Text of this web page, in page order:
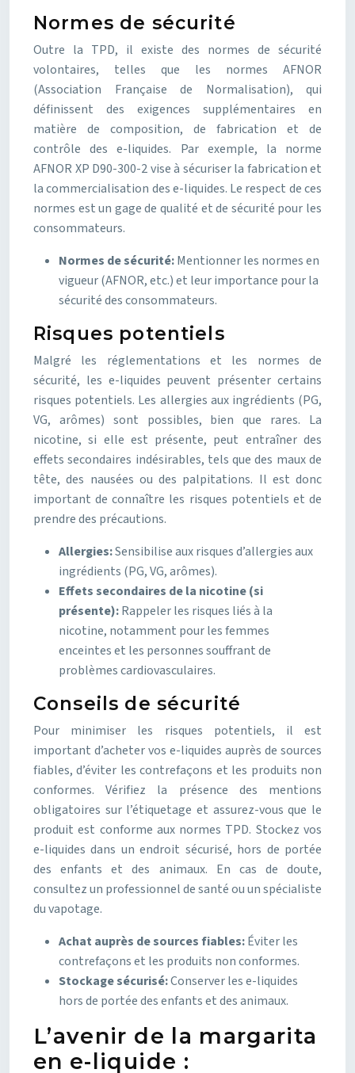
Normes de sécurité
Outre la TPD, il existe des normes de sécurité
volontaires, telles que les normes AFNOR
(Association Française de Normalisation), qui
définissent des exigences supplémentaires en
matière de composition, de fabrication et de
contrôle des e-liquides. Par exemple, la norme
AFNOR XP D90-300-2 vise à sécuriser la fabrication et
la commercialisation des e-liquides. Le respect de ces
normes est un gage de qualité et de sécurité pour les
consommateurs.
Normes de sécurité:Mentionner les normes en
vigueur (AFNOR, etc.) et leur importance pour la
sécurité des consommateurs.
Risques potentiels
Malgré les réglementations et les normes de
sécurité, les e-liquides peuvent présenter certains
risques potentiels. Les allergies aux ingrédients (PG,
VG, arômes) sont possibles, bien que rares. La
nicotine, si elle est présente, peut entraîner des
effets secondaires indésirables, tels que des maux de
tête, des nausées ou des palpitations. Il est donc
important de connaître les risques potentiels et de
prendre des précautions.
Allergies:Sensibilise aux risques d’allergies aux
ingrédients (PG, VG, arômes).
Effets secondaires de la nicotine (si
présente):Rappeler les risques liés à la
nicotine, notamment pour les femmes
enceintes et les personnes souffrant de
problèmes cardiovasculaires.
Conseils de sécurité
Pour minimiser les risques potentiels, il est
important d’acheter vos e-liquides auprès de sources
fiables, d’éviter les contrefaçons et les produits non
conformes. Vérifiez la présence des mentions
obligatoires sur l’étiquetage et assurez-vous que le
produit est conforme aux normes TPD. Stockez vos
e-liquides dans un endroit sécurisé, hors de portée
des enfants et des animaux. En cas de doute,
consultez un professionnel de santé ou un spécialiste
du vapotage.
Achat auprès de sources fiables:Éviter les
contrefaçons et les produits non conformes.
Stockage sécurisé:Conserver les e-liquides
hors de portée des enfants et des animaux.
L’avenir de la margarita
en e-liquide :